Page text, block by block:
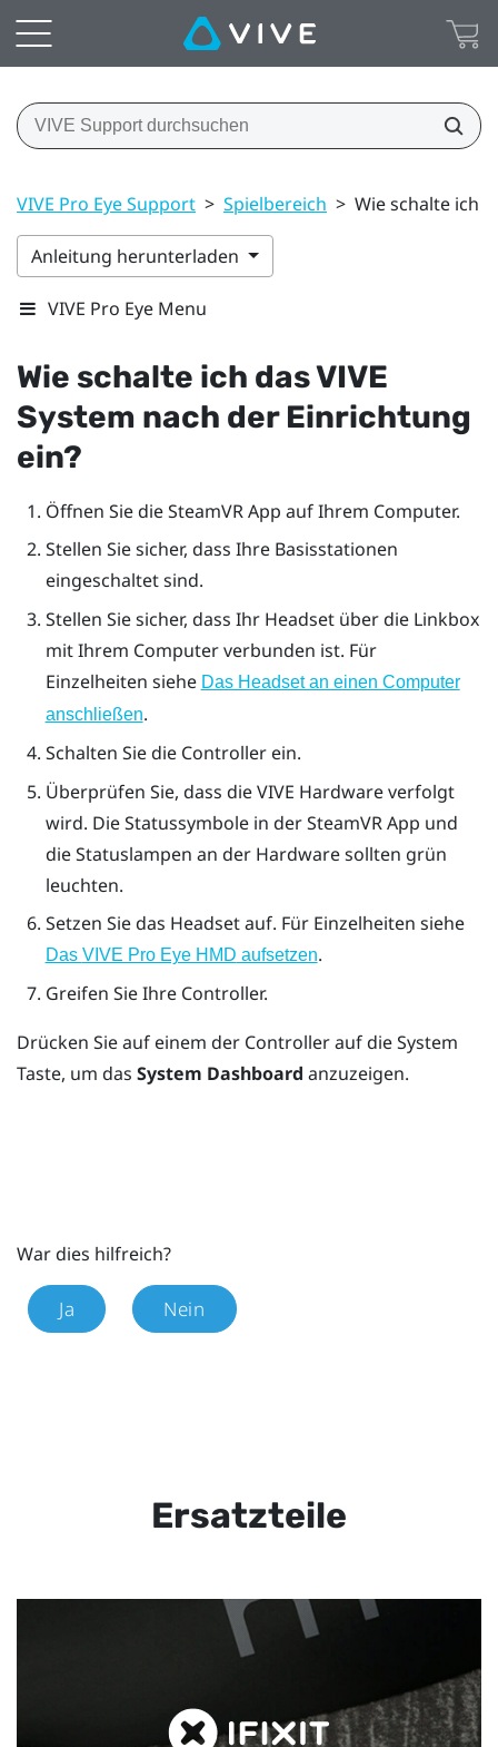
VIVE Pro Eye Support > Spielbereich > Wie schalte ich
Anleitung herunterladen
VIVE Pro Eye Menu
Wie schalte ich dasVIVE
System nach der Einrichtung
ein?
Öffnen Sie dieSteamVRApp auf Ihrem Computer.
Stellen Sie sicher, dass Ihre Basisstationen
eingeschaltet sind.
Stellen Sie sicher, dass Ihr Headset über die Linkbox
mit Ihrem Computer verbunden ist. Für
Einzelheiten siehe Das Headset an einen Computer
anschließen.
Schalten Sie die Controller ein.
Überprüfen Sie, dass dieVIVE Hardware verfolgt
wird. Die Statussymbole in derSteamVRApp und
die Statuslampen an der Hardware sollten grün
leuchten.
Setzen Sie das Headset auf. Für Einzelheiten siehe
Das VIVE Pro Eye HMD aufsetzen.
Greifen Sie Ihre Controller.
Drücken Sie auf einem der Controller auf dieSystem
Taste, um das System Dashboard anzuzeigen.
War dies hilfreich?
Ja Nein
Ersatzteile